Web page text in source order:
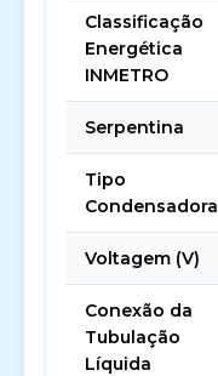
Classificação
Energética
INMETRO
Serpentina
Tipo
Condensadora
Voltagem (V)
Conexão da
Tubulação
Líquida